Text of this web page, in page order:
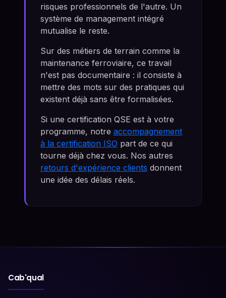
risques professionnels de l'autre. Un
système de management intégré
mutualise le reste.
Sur des métiers de terrain comme la
maintenance ferroviaire, ce travail
n'est pas documentaire : il consiste à
mettre des mots sur des pratiques qui
existent déjà sans être formalisées.
Si une certification QSE est à votre
programme, notre accompagnement
à la certification ISO part de ce qui
tourne déjà chez vous. Nos autres
retours d'expérience clients donnent
une idée des délais réels.
Cab'qual